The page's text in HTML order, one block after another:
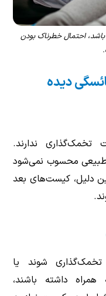
احتمال خطرناک بودن
دیده
تخمک‌گذاری ندارند.
طبیعی محسوب نمی‌شود
دلیل، کیست‌های بعد
شوند یا
همراه داشته باشند،